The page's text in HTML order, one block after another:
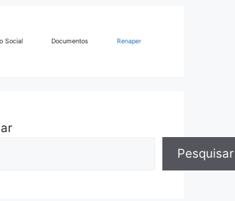
Social Documentos Renaper
Pesquisar